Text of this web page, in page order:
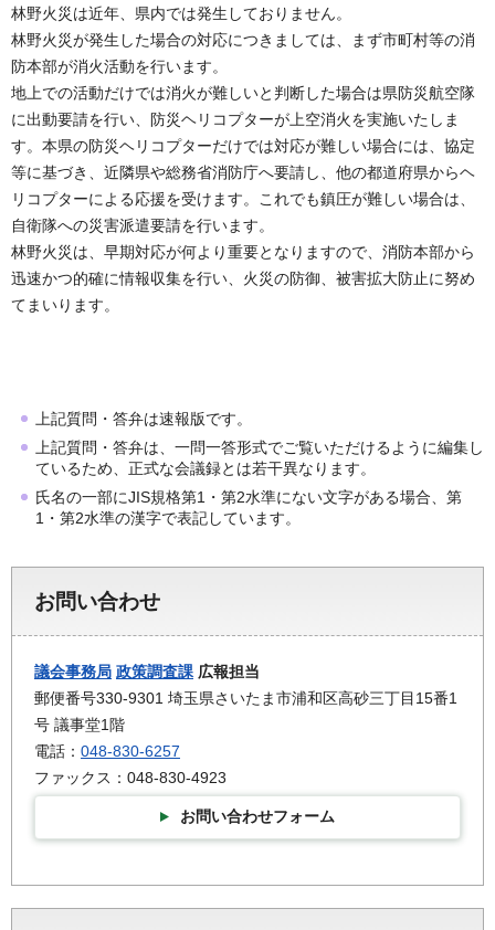
林野火災は近年、県内では発生しておりません。
林野火災が発生した場合の対応につきましては、まず市町村等の消
防本部が消火活動を行います。
地上での活動だけでは消火が難しいと判断した場合は県防災航空隊
に出動要請を行い、防災ヘリコプターが上空消火を実施いたしま
す。本県の防災ヘリコプターだけでは対応が難しい場合には、協定
等に基づき、近隣県や総務省消防庁へ要請し、他の都道府県からヘ
リコプターによる応援を受けます。これでも鎮圧が難しい場合は、
自衛隊への災害派遣要請を行います。
林野火災は、早期対応が何より重要となりますので、消防本部から
迅速かつ的確に情報収集を行い、火災の防御、被害拡大防止に努め
てまいります。
上記質問・答弁は速報版です。
上記質問・答弁は、一問一答形式でご覧いただけるように編集し
ているため、正式な会議録とは若干異なります。
氏名の一部にJIS規格第1・第2水準にない文字がある場合、第
1・第2水準の漢字で表記しています。
お問い合わせ
議会事務局 政策調査課 広報担当
郵便番号330-9301 埼玉県さいたま市浦和区高砂三丁目15番1
号 議事堂1階
電話： 048-830-6257
ファックス：048-830-4923
お問い合わせフォーム